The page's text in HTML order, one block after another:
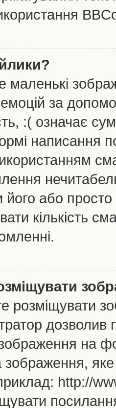
за
:( означає
написання
його або
кількість
розміщувати
на
яке
http://